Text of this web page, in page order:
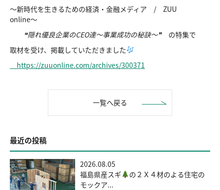
〜新時代を生きるための経済・金融メディア / ZUU
online〜
❝隠れ優良企業のCEO達〜事業成功の秘訣〜❞の特集で
取材を受け、掲載していただきました
https://zuuonline.com/archives/300371
一覧へ戻る
最近の投稿
2026.08.05
福島県産スギ
の２Ｘ４材のよる住宅の
モックア...